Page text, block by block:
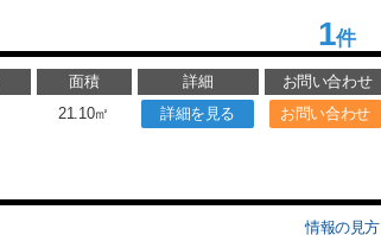
1件
面積 詳細
お問い合わせ
21.10㎡ 詳細を見る お問い合わせ
情報の見方